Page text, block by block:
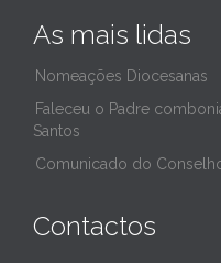
As mais lidas
Nomeações Diocesanas
Faleceu o Padre
Santos
Comunicado do
Contactos